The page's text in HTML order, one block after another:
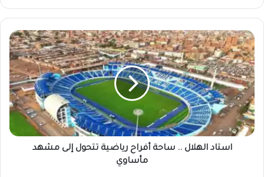
استاد
الهلال
..
ساحة
أفراح
رياضية
تتحول
إلى
مشهد
مأساوياستاد الهلال .. ساحة أفراح رياضية تتحول إلى مشهد
مأساوي